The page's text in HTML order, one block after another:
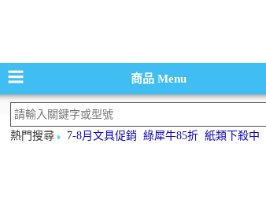
商品Menu
熱門搜尋 7-8月文具促銷 綠犀牛85折 紙類下殺中